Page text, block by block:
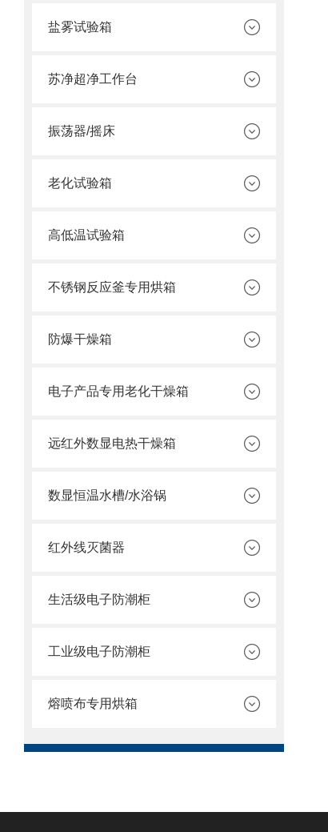
盐雾试验箱
苏净超净工作台
振荡器/摇床
老化试验箱
高低温试验箱
不锈钢反应釜专用烘箱
防爆干燥箱
电子产品专用老化干燥箱
远红外数显电热干燥箱
数显恒温水槽/水浴锅
红外线灭菌器
生活级电子防潮柜
工业级电子防潮柜
熔喷布专用烘箱